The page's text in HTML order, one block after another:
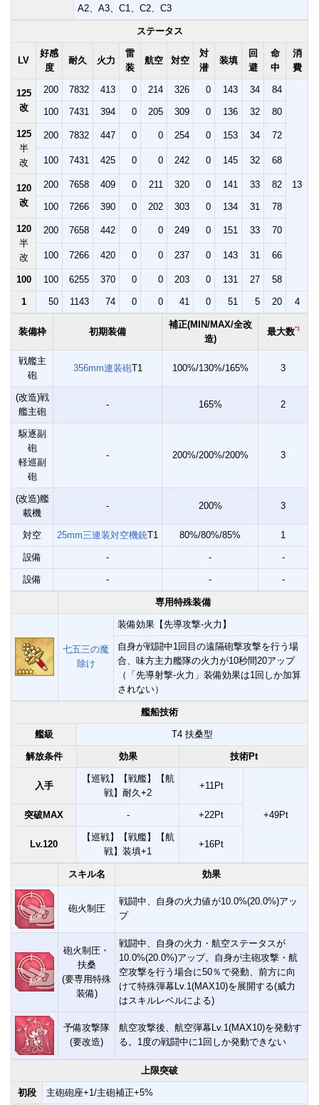
A2、A3、C1、C2、C3
ステータス
LV
好感
度
耐久 火力
雷
装
航空 対空
対
潜
装填
回
避
命
中
消
費
125
改
200 7832 413 0 214 326 0 143 34 84
13
100 7431 394 0 205 309 0 136 32 80
125
半
改
200 7832 447 0 0 254 0 153 34 72
100 7431 425 0 0 242 0 145 32 68
120
改
200 7658 409 0 211 320 0 141 33 82
100 7266 390 0 202 303 0 134 31 78
120
半
改
200 7658 442 0 0 249 0 151 33 70
100 7266 420 0 0 237 0 143 31 66
100 100 6255 370 0 0 203 0 131 27 58
1 50 1143 74 0 0 41 0 51 5 20 4
装備枠 初期装備
補正(MIN/MAX/全改
造)
最大数*1
戦艦主
砲
356mm連装砲T1 100%/130%/165% 3
(改造)戦
艦主砲
- 165% 2
駆逐副
砲
軽巡副
砲
- 200%/200%/200% 3
(改造)艦
載機
- 200% 3
対空 25mm三連装対空機銃T1 80%/80%/85% 1
設備 - - -
設備 - - -
専用特殊装備
七五三の魔
除け
装備効果【先導攻撃-火力】
自身が戦闘中1回目の遠隔砲撃攻撃を行う場
合、味方主力艦隊の火力が10秒間20アップ
（「先導射撃-火力」装備効果は1回しか加算
されない）
艦船技術
艦級 T4 扶桑型
解放条件 効果 技術Pt
入手
【巡戦】【戦艦】【航
戦】耐久+2
+11Pt
+49Pt
突破MAX - +22Pt
Lv.120
【巡戦】【戦艦】【航
戦】装填+1
+16Pt
スキル名 効果
砲火制圧
戦闘中、自身の火力値が10.0%(20.0%)アッ
プ
砲火制圧・
扶桑
(要専用特殊
装備)
戦闘中、自身の火力・航空ステータスが
10.0%(20.0%)アップ。自身が主砲攻撃・航
空攻撃を行う場合に50％で発動、前方に向
けて特殊弾幕Lv.1(MAX10)を展開する(威力
はスキルレベルによる)
予備攻撃隊
(要改造)
航空攻撃後、航空弾幕Lv.1(MAX10)を発動す
る。1度の戦闘中に1回しか発動できない
上限突破
初段 主砲砲座+1/主砲補正+5%